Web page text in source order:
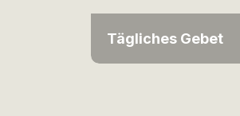
Tägliches Gebet